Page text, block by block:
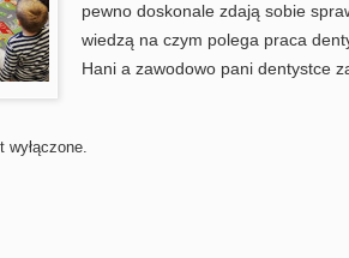
pewno doskonale zdają sobie
wiedzą na czym polega praca
Hani a zawodowo pani dentystce
wyłączone.